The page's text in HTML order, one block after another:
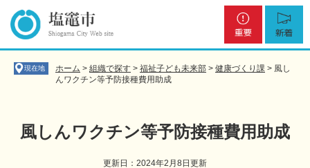
の
ー
現在地 ホーム > 組織で探す > 福祉子ども未来部 > 健康づくり課 > 風し
んワクチン等予防接種費用助成
風しんワクチン等予防接種費用助成
更新日：2024年2月8日更新